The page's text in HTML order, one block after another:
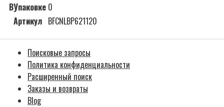
ВУпаковке 0
Артикул BFCNLBP621120
Поисковые запросы
Политика конфиденциальности
Расширенный поиск
Заказы и возвраты
Blog